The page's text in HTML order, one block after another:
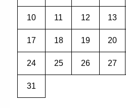
10 11 12 13
17 18 19 20
24 25 26 27
31